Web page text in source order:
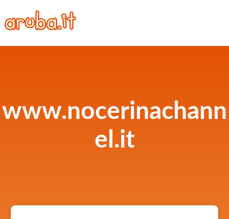
www.nocerinachann
el.it